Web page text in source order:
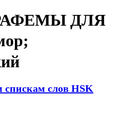
ДЛЯ
спискам слов HSK